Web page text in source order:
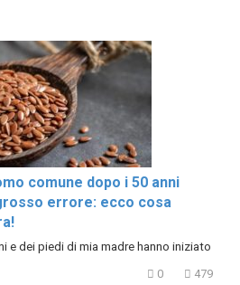
comune dopo i 50 anni
errore: ecco cosa
e dei piedi di mia madre hanno iniziato
0 479